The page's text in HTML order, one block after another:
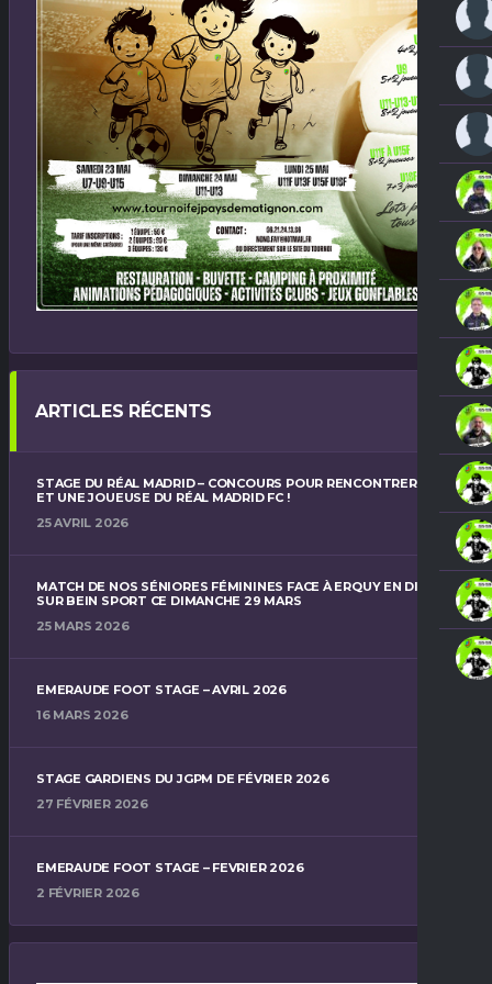
ARTICLES RÉCENTS
STAGE DU RÉAL MADRID – CONCOURS POUR RENCONTRER UN
ET UNE JOUEUSE DU RÉAL MADRID FC !
25 AVRIL 2026
MATCH DE NOS SÉNIORES FÉMININES FACE À ERQUY EN DIRECT
SUR BEIN SPORT CE DIMANCHE 29 MARS
25 MARS 2026
EMERAUDE FOOT STAGE – AVRIL 2026
16 MARS 2026
STAGE GARDIENS DU JGPM DE FÉVRIER 2026
27 FÉVRIER 2026
EMERAUDE FOOT STAGE – FEVRIER 2026
2 FÉVRIER 2026